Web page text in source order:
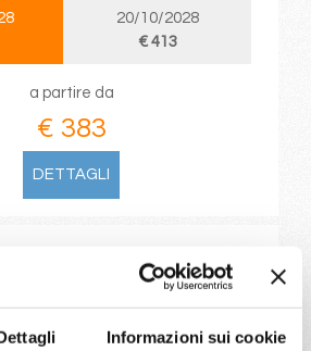
Informazioni sui cookie
20/10/2028
€ 413
a partire da
€ 383
DETTAGLI
con MSC Opera
Fort De France, Pointe-à-pitre,